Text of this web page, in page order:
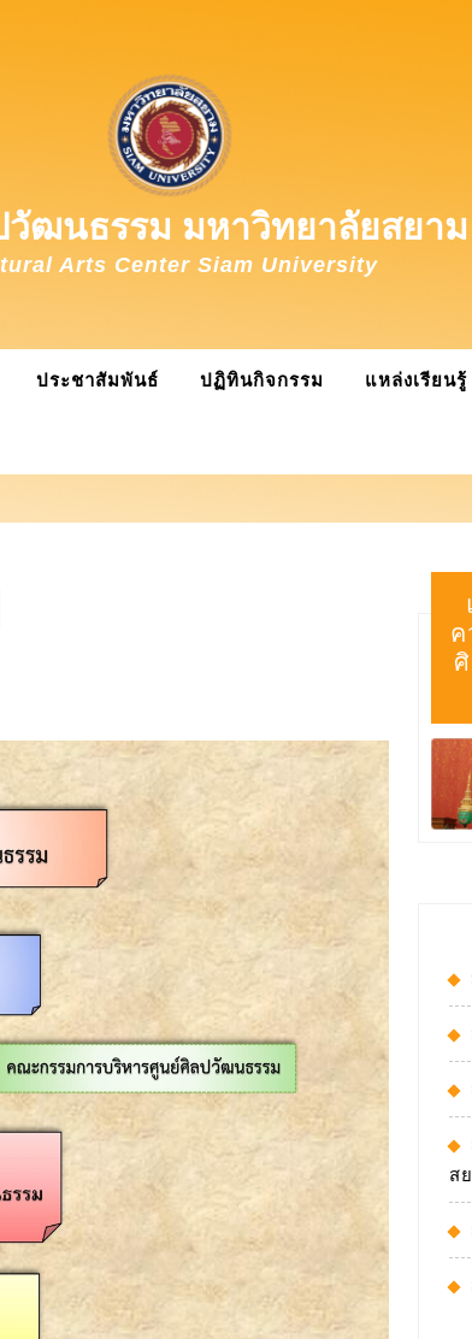
ฒนธรรม มหาวิทยาลัยสยาม
Arts Center Siam University
ประชาสัมพันธ์ ปฏิทินกิจกรรม แหล่งเรียนรู้
ค
ส